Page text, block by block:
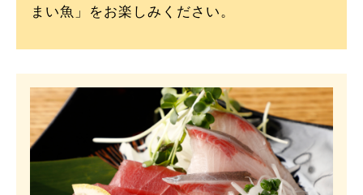
まい魚」をお楽しみください。